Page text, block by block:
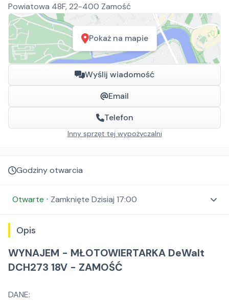
Powiatowa 48F, 22-400 Zamość
Pokaż na mapie
Wyślij wiadomość
Email
Telefon
Inny sprzęt tej wypożyczalni
Godziny otwarcia
Otwarte ⋅ Zamknięte Dzisiaj 17:00
Opis
WYNAJEM - MŁOTOWIERTARKA DeWalt
DCH273 18V - ZAMOŚĆ
DANE: